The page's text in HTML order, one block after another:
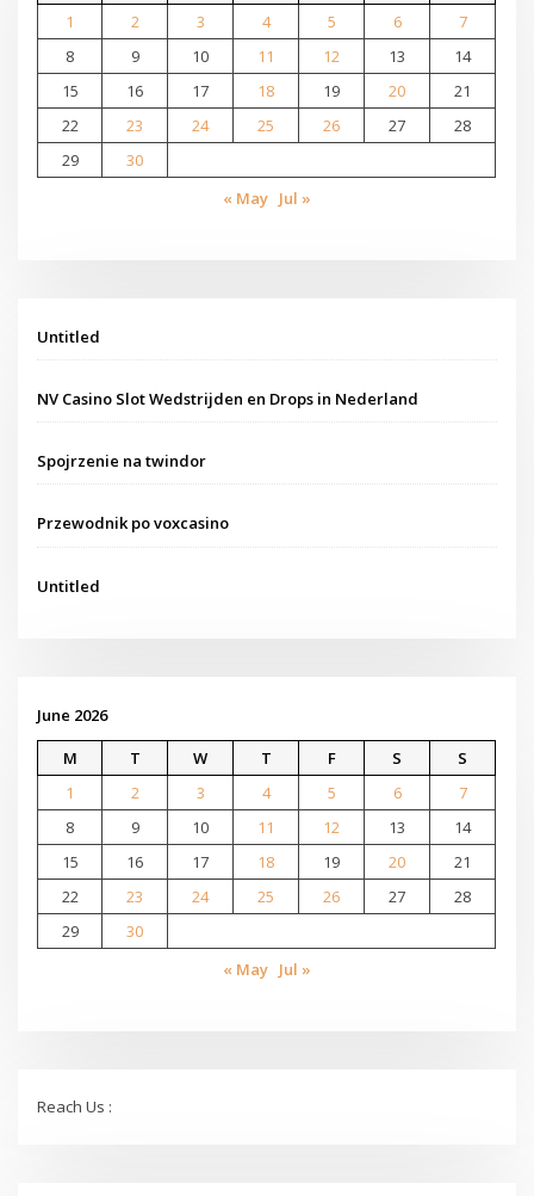
1
2 3 4 5 6
7
8
9 10 11 12 13
14
15
16 17 18 19 20
21
22
23 24 25 26 27
28
29
30
« May Jul »
Untitled
NV Casino Slot Wedstrijden en Drops in Nederland
Spojrzenie na twindor
Przewodnik po voxcasino
Untitled
June 2026
M
T W T F S
S
1
2 3 4 5 6
7
8
9 10 11 12 13
14
15
16 17 18 19 20
21
22
23 24 25 26 27
28
29
30
« May Jul »
Reach Us :